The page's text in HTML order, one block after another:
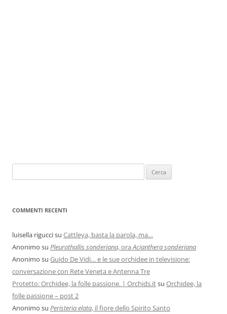
COMMENTI RECENTI
luisella riguccisu Cattleya, basta la parola, ma…
Anonimo su Pleurothallis sonderiana, ora Acianthera sonderiana
Anonimo su Guido De Vidi… e le sue orchidee in televisione:
conversazione con Rete Veneta e Antenna Tre
Protetto: Orchidee, la folle passione. | Orchids.itsu Orchidee, la
folle passione – post 2
Anonimo su Peristeria elata, il fiore dello Spirito Santo